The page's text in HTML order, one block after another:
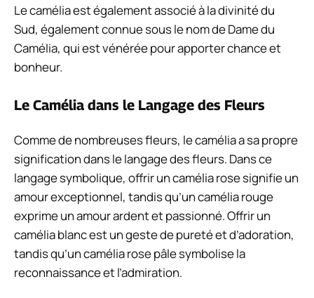
Le camélia est également associé à la divinité du
Sud, également connue sous le nom de Dame du
Camélia, qui est vénérée pour apporter chance et
bonheur.
Le Camélia dans le Langage des Fleurs
Comme de nombreuses fleurs, le camélia a sa propre
signification dans le langage des fleurs. Dans ce
langage symbolique, offrir un camélia rose signifie un
amour exceptionnel, tandis qu’un camélia rouge
exprime un amour ardent et passionné. Offrir un
camélia blanc est un geste de pureté et d’adoration,
tandis qu’un camélia rose pâle symbolise la
reconnaissance et l’admiration.